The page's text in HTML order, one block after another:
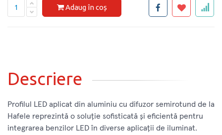
Adaug în coș
Descriere
Profilul LED aplicat din aluminiu cu difuzor semirotund de la
Hafele reprezintă o soluție sofisticată și eficientă pentru
integrarea benzilor LED în diverse aplicații de iluminat.